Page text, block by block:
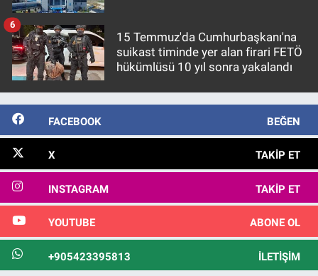
15 Temmuz'da Cumhurbaşkanı'na
suikast timinde yer alan firari FETÖ
hükümlüsü 10 yıl sonra yakalandı
6
FACEBOOK BEĞEN
X TAKIP ET
INSTAGRAM TAKIP ET
YOUTUBE ABONE OL
+905423395813 İLETIŞIM